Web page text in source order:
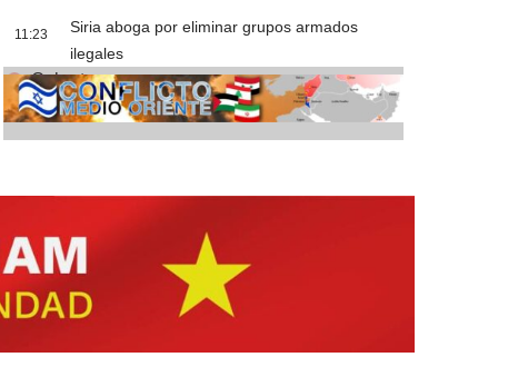
11:23
Siria aboga por eliminar grupos armados
ilegales
Cobertura